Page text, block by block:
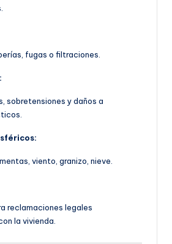
fugas o filtraciones.
sobretensiones y daños a
viento, granizo, nieve.
reclamaciones legales
la vivienda.